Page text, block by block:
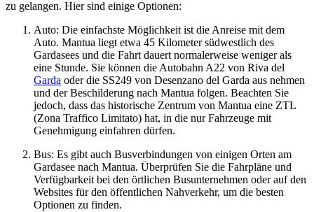
zu gelangen. Hier sind einige Optionen:
Auto: Die einfachste Möglichkeit ist die Anreise mit dem
Auto. Mantua liegt etwa 45 Kilometer südwestlich des
Gardasees und die Fahrt dauert normalerweise weniger als
eine Stunde. Sie können die Autobahn A22 von Riva del
Garda oder die SS249 von Desenzano del Garda aus nehmen
und der Beschilderung nach Mantua folgen. Beachten Sie
jedoch, dass das historische Zentrum von Mantua eine ZTL
(Zona Traffico Limitato) hat, in die nur Fahrzeuge mit
Genehmigung einfahren dürfen.
Bus: Es gibt auch Busverbindungen von einigen Orten am
Gardasee nach Mantua. Überprüfen Sie die Fahrpläne und
Verfügbarkeit bei den örtlichen Busunternehmen oder auf den
Websites für den öffentlichen Nahverkehr, um die besten
Optionen zu finden.